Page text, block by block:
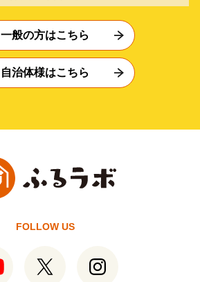
一般の方はこちら
自治体様はこちら
FOLLOW US